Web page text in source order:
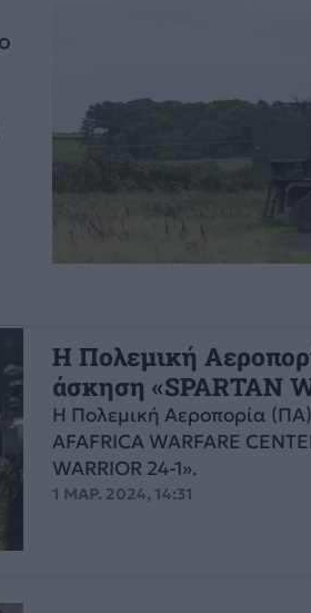
Η Πολεμική
άσκηση «SPARTAN
Η Πολεμική Αεροπορία
AFAFRICA WARFARE
WARRIOR 24-1».
1 ΜΑΡ. 2024, 14:31